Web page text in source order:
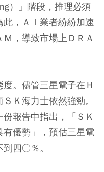
）」階段，推理必須
，ＡＩ業者紛紛加速
，導致市場上ＤＲＡ
。儘管三星電子在Ｈ
Ｋ海力士依然強勁。
報告中指出，「ＳＫ
優勢」，預估三星電
四○％。